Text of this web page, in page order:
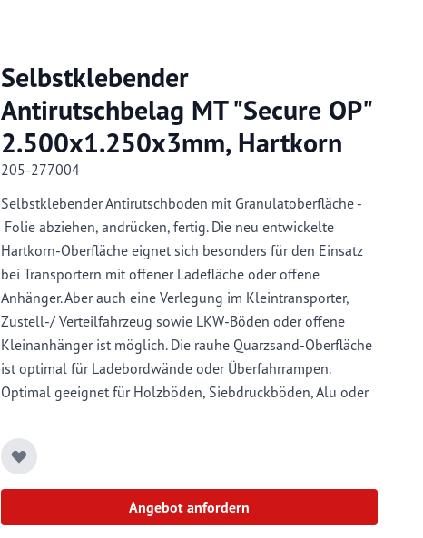
Angebot anfordern
Selbstklebender
Antirutschbelag MT "Secure OP"
2.500x1.250x3mm, Hartkorn
205-277004
Selbstklebender Antirutschboden mit Granulatoberfläche -
Folie abziehen, andrücken, fertig. Die neu entwickelte
Hartkorn-Oberfläche eignet sich besonders für den Einsatz
bei Transportern mit offener Ladefläche oder offene
Anhänger. Aber auch eine Verlegung im Kleintransporter,
Zustell-/ Verteilfahrzeug sowie LKW-Böden oder offene
Kleinanhänger ist möglich. Die rauhe Quarzsand-Oberfläche
ist optimal für Ladebordwände oder Überfahrrampen.
Optimal geeignet für Holzböden, Siebdruckböden, Alu oder
eigenen Werkstätten selbst zu verarbeiten. Weitere positive
Eigenschaften des MT Secure OP sind die Elastizität sowie
die leichte und schnelle Verarbeitbarkeit mit
handelsüblichem Schneidwerkzeug. Dekra-geprüfte Qualität